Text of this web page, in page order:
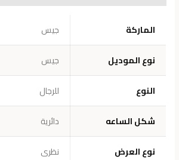
الماركة
جيس
نوع الموديل
جيس
النوع
للرجال
شكل الساعه
دائرية
نوع العرض
نظرى